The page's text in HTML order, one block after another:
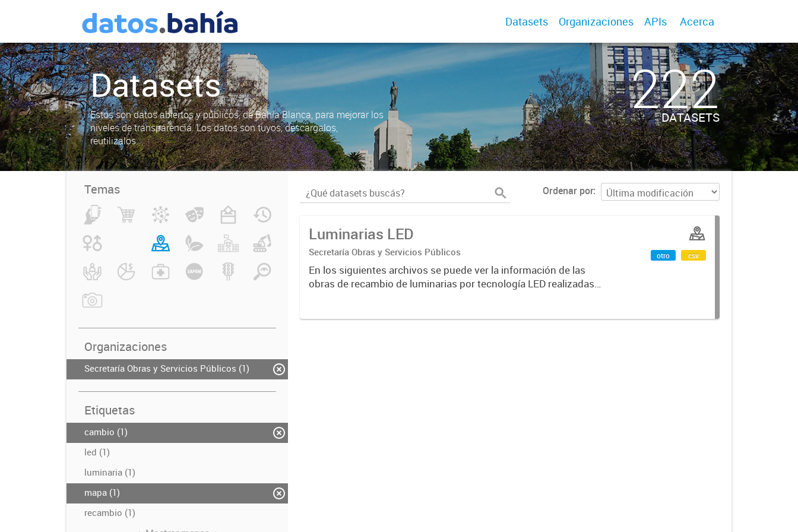
Datasets Organizaciones APIs Acerca
Datasets
Estos son datos abiertos y públicos, de Bahía Blanca, para mejorar los
niveles de transparencia. Los datos son tuyos, descargalos,
reutilizalos.
222
DATASETS
Temas
Organizaciones
Secretaría Obras y Servicios Públicos (1)
Etiquetas
cambio (1)
led (1)
luminaria (1)
mapa (1)
recambio (1)
Ordenar por
Luminarias LED
Secretaría Obras y Servicios Públicos
En los siguientes archivos se puede ver la información de las
obras de recambio de luminarias por tecnología LED realizadas
otro csv